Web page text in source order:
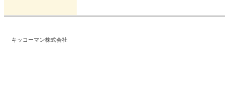
キッコーマン株式会社